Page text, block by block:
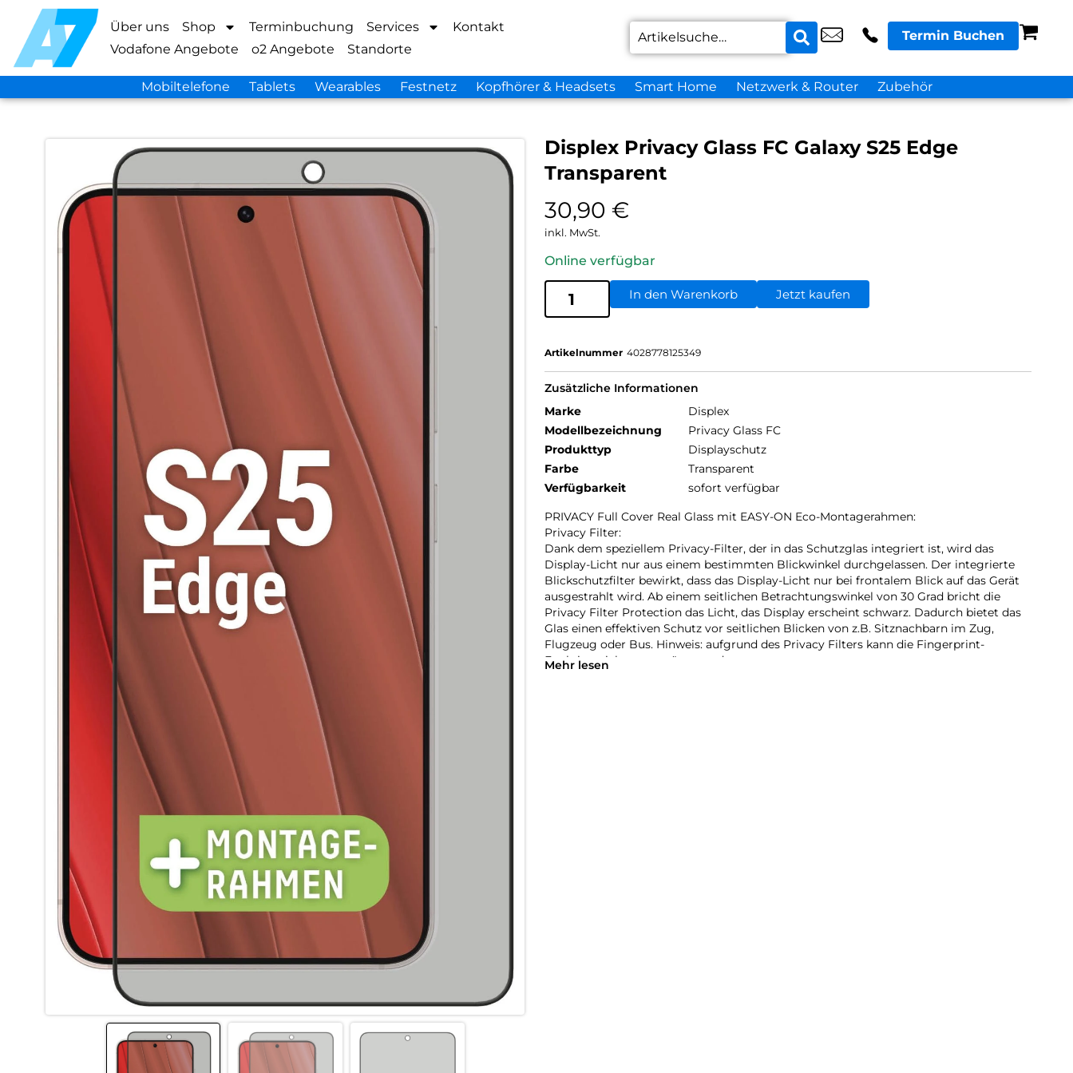
Über uns Shop Terminbuchung Services
Kontakt
Vodafone Angebote
o2 Angebote Standorte
Termin Buchen
Mobiltelefone Tablets Wearables Festnetz Kopfhörer & Headsets Smart Home Netzwerk & Router Zubehör
Displex Privacy Glass FC Galaxy S25 Edge
Transparent
30,90 €
inkl. MwSt.
Online verfügbar
In den Warenkorb Jetzt kaufen
Artikelnummer 4028778125349
Zusätzliche Informationen
Marke
Displex
Modellbezeichnung
Privacy Glass FC
Produkttyp
Displayschutz
Farbe
Transparent
Verfügbarkeit
sofort verfügbar
PRIVACY Full Cover Real Glass mit EASY-ON Eco-Montagerahmen:
Privacy Filter:
Dank dem speziellem Privacy-Filter, der in das Schutzglas integriert ist, wird das
Display-Licht nur aus einem bestimmten Blickwinkel durchgelassen. Der integrierte
Blickschutzfilter bewirkt, dass das Display-Licht nur bei frontalem Blick auf das Gerät
ausgestrahlt wird. Ab einem seitlichen Betrachtungswinkel von 30 Grad bricht die
Privacy Filter Protection das Licht, das Display erscheint schwarz. Dadurch bietet das
Glas einen effektiven Schutz vor seitlichen Blicken von z.B. Sitznachbarn im Zug,
Flugzeug oder Bus. Hinweis: aufgrund des Privacy Filters kann die Fingerprint-
Funktion nicht unterstützt werden.
Mehr lesen